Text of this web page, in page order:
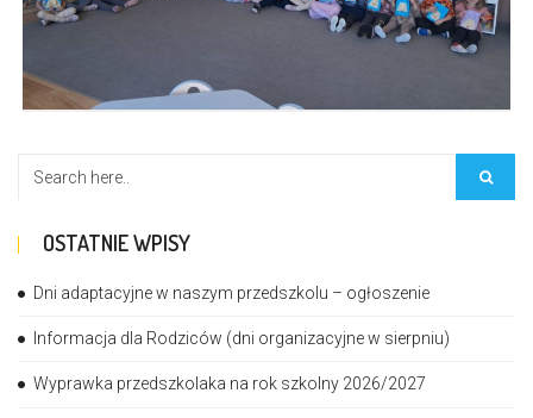
OSTATNIE WPISY
Dni adaptacyjne w naszym przedszkolu – ogłoszenie
Informacja dla Rodziców (dni organizacyjne w sierpniu)
Wyprawka przedszkolaka na rok szkolny 2026/2027